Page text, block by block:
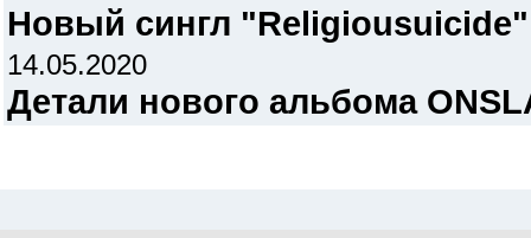
Новый сингл "Religiousuicide"
14.05.2020
Детали нового альбома